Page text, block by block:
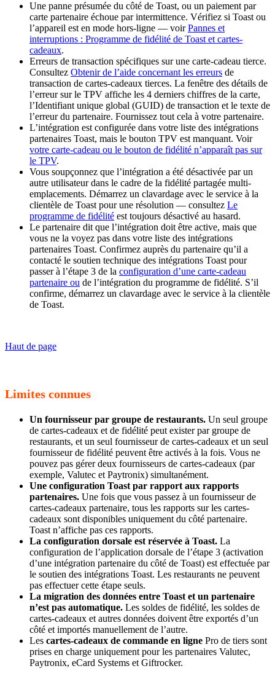
Une panne présumée du côté de Toast, ou un paiement par
carte partenaire échoue par intermittence. Vérifiez si Toast ou
l’appareil est en mode hors-ligne — voirPannes et
interruptions : Programme de fidélité de Toast et cartes-
cadeaux.
Erreurs de transaction spécifiques sur une carte-cadeau tierce.
Consultez Obtenir de l’aide concernant les erreurs de
transaction de cartes-cadeaux tierces. La fenêtre des détails de
l’erreur sur le TPV affiche les 4 derniers chiffres de la carte,
l’Identifiant unique global (GUID) de transaction et le texte de
l’erreur du partenaire. Fournissez tout cela à votre partenaire.
L’intégration est configurée dans votre liste des intégrations
partenaires Toast, mais le bouton TPV est manquant. Voir
votre carte-cadeau ou le bouton de fidélité n’apparaît pas sur
le TPV.
Vous soupçonnez que l’intégration a été désactivée par un
autre utilisateur dans le cadre de la fidélité partagée multi-
emplacements. Démarrez un clavardage avec le service à la
clientèle de Toast pour une résolution — consultez Le
programme de fidélité est toujours désactivé au hasard.
Le partenaire dit que l’intégration doit être active, mais que
vous ne la voyez pas dans votre liste des intégrations
partenaires Toast. Confirmez auprès du partenaire qu’il a
contacté le soutien technique des intégrations Toast pour
passer à l’étape 3 de la configuration d’une carte-cadeau
partenaire ou de l’intégration du programme de fidélité. S’il
confirme, démarrez un clavardage avec le service à la clientèle
de Toast.
Haut de page
Limites connues
Un fournisseur par groupe de restaurants. Un seul groupe
de cartes-cadeaux et de fidélité peut exister par groupe de
restaurants, et un seul fournisseur de cartes-cadeaux et un seul
fournisseur de fidélité peuvent être activés à la fois. Vous ne
pouvez pas gérer deux fournisseurs de cartes-cadeaux (par
exemple, Valutec et Paytronix) simultanément.
Une configuration Toast par rapport aux rapports
partenaires. Une fois que vous passez à un fournisseur de
cartes-cadeaux partenaire, tous les rapports sur les cartes-
cadeaux sont disponibles uniquement du côté partenaire.
Toast n’affiche pas ces rapports.
La configuration dorsale est réservée à Toast. La
configuration de l’application dorsale de l’étape 3 (activation
d’une intégration partenaire du côté de Toast) est effectuée par
le soutien des intégrations Toast. Les restaurants ne peuvent
pas effectuer cette étape seuls.
La migration des données entre Toast et un partenaire
n’est pas automatique. Les soldes de fidélité, les soldes de
cartes-cadeaux et autres données doivent être exportés d’un
côté et importés manuellement de l’autre.
Les cartes-cadeaux de commande en ligne Pro de tiers sont
prises en charge uniquement pour les partenaires Valutec,
Paytronix, eCard Systems et Giftrocker.